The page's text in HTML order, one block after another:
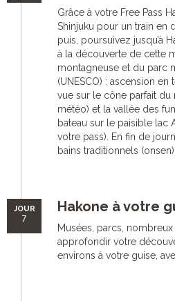
Grâce à votre Free Pass
Shinjuku pour un train en
puis, poursuivez jusqu’à
à la découverte de cette
montagneuse et du parc
(UNESCO) : ascension
vue sur le cône parfait
météo) et la vallée des
bateau sur le paisible lac
votre pass). En fin de
bains traditionnels (onsen).
JOUR
7
Hakone à votre
Musées, parcs,
approfondir votre
environs à votre guise,